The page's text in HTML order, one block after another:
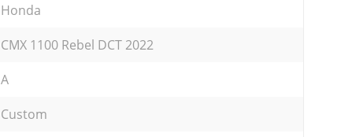
Honda
CMX 1100 Rebel DCT 2022
A
Custom